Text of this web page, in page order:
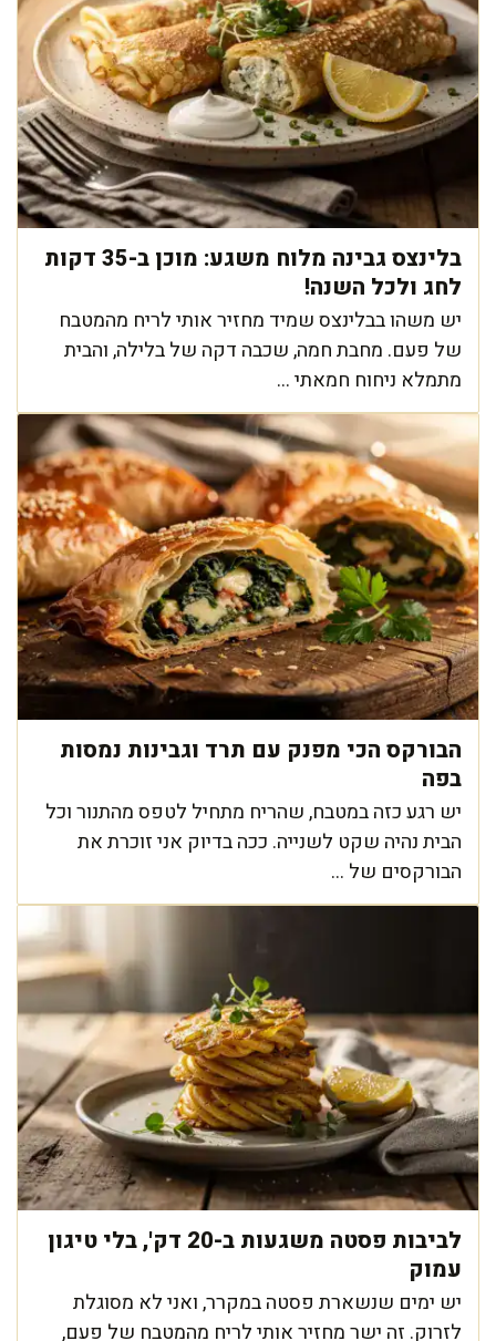
בלינצס גבינה מלוח משגע: מוכן ב-35 דקות
לחג ולכל השנה!
יש משהו בבלינצס שמיד מחזיר אותי לריח מהמטבח
של פעם. מחבת חמה, שכבה דקה של בלילה, והבית
מתמלא ניחוח חמאתי ...
הבורקס הכי מפנק עם תרד וגבינות נמסות
בפה
יש רגע כזה במטבח, שהריח מתחיל לטפס מהתנור וכל
הבית נהיה שקט לשנייה. ככה בדיוק אני זוכרת את
הבורקסים של ...
לביבות פסטה משגעות ב-20 דק', בלי טיגון
עמוק
יש ימים שנשארת פסטה במקרר, ואני לא מסוגלת
לזרוק. זה ישר מחזיר אותי לריח מהמטבח של פעם,